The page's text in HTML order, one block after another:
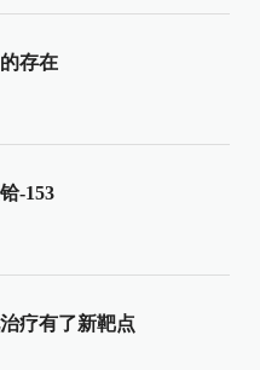
存在
-153
疗有了新靶点